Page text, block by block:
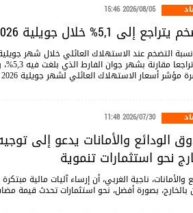
2026/08/05 15:46
إلى 5,1% خلال جويلية 2026
2026/07/30 11:48
الودائع والأمانات يدعو إلى
نحو استثمارات تنموية
والأمانات، ناجية الغربي، أن إرساء آليات مالية
بالخارج، بصورة أفضل، نحو استثمارات تحدث قيمة